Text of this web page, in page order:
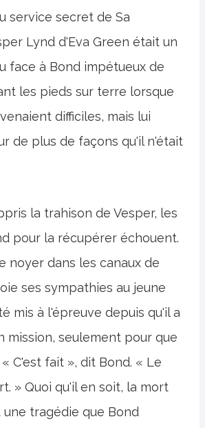
service secret de Sa
Lynd d'Eva Green était un
face à Bond impétueux de
les pieds sur terre lorsque
difficiles, mais lui
de plus de façons qu'il n'était
la trahison de Vesper, les
pour la récupérer échouent.
noyer dans les canaux de
ses sympathies au jeune
mis à l'épreuve depuis qu'il a
mission, seulement pour que
C'est fait », dit Bond. « Le
» Quoi qu'il en soit, la mort
une tragédie que Bond